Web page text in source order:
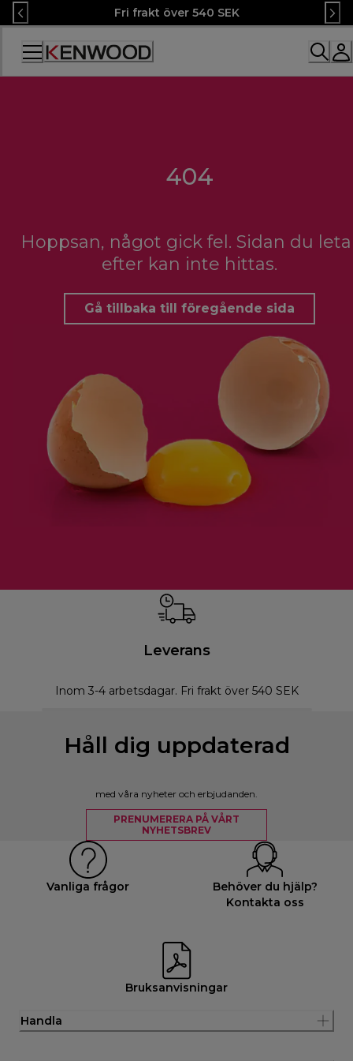
Skip
to
Content
Fri frakt över 540 SEK
Accessibility
Statement
404
Hoppsan, något gick fel. Sidan du
efter kan inte hittas.
Gå tillbaka till föregående sida
Leverans
Inom 3-4 arbetsdagar. Fri frakt över 540 SEK
Håll dig uppdaterad
med våra nyheter och erbjudanden.
PRENUMERERA PÅ VÅRT
NYHETSBREV
Vanliga frågor
Behöver du hjälp?
Kontakta oss
Bruksanvisningar
Handla